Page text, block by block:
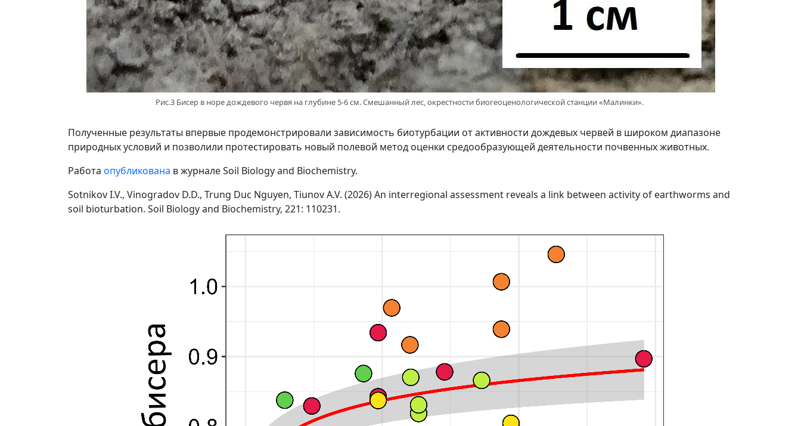
Рис.3 Бисер в норе дождевого червя на глубине 5-6 см. Смешанный лес, окрестности биогеоценологической станции «Малинки».
Полученные результаты впервые продемонстрировали зависимость биотурбации от активности дождевых червей в широком диапазоне
природных условий и позволили протестировать новый полевой метод оценки средообразующей деятельности почвенных животных.
Работа опубликована в журнале Soil Biology and Biochemistry.
Sotnikov I.V., Vinogradov D.D., Trung Duc Nguyen, Tiunov A.V. (2026) An interregional assessment reveals a link between activity of earthworms and
soil bioturbation. Soil Biology and Biochemistry, 221: 110231.